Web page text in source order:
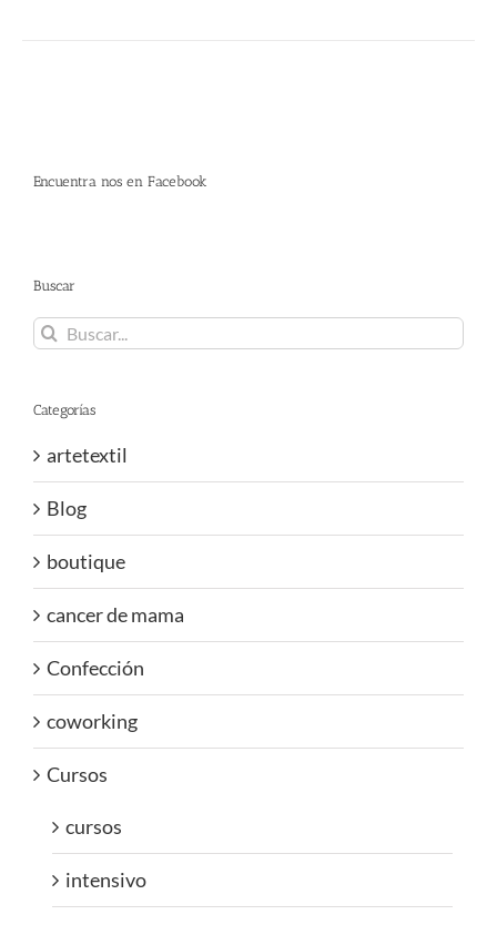
Encuentra nos en Facebook
Buscar
Buscar:
Categorías
artetextil
Blog
boutique
cancer de mama
Confección
coworking
Cursos
cursos
intensivo